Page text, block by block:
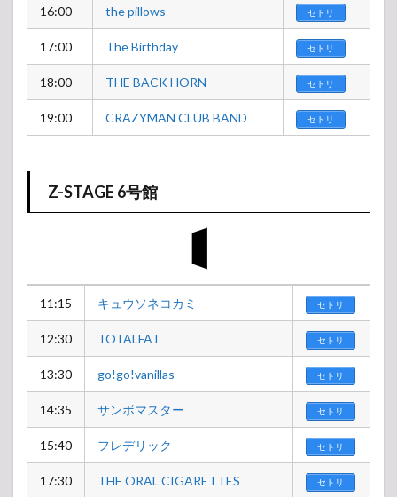
16:00 the pillows セトリ
17:00 The Birthday セトリ
18:00 THE BACK HORN セトリ
19:00 CRAZYMAN CLUB BAND セトリ
Z-STAGE 6号館
11:15 キュウソネコカミ セトリ
12:30 TOTALFAT セトリ
13:30 go!go!vanillas セトリ
14:35 サンボマスター セトリ
15:40 フレデリック セトリ
17:30 THE ORAL CIGARETTES セトリ